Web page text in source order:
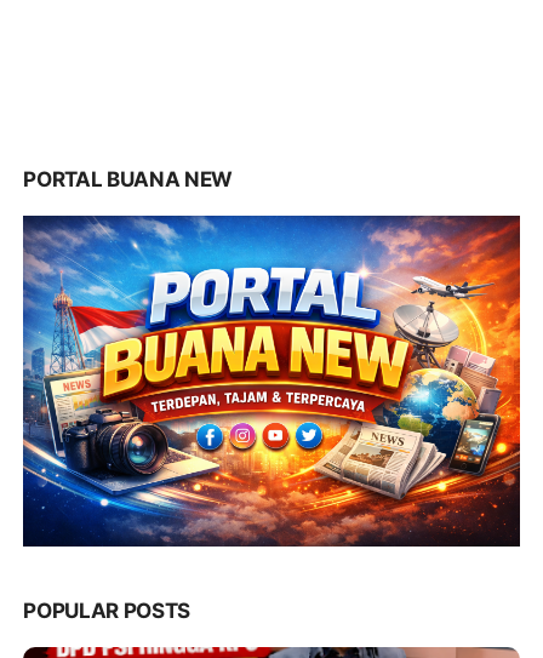
PORTAL BUANA NEW
POPULAR POSTS